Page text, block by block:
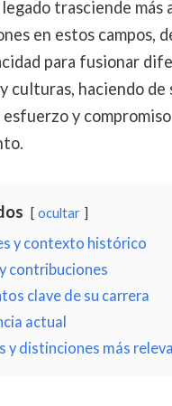
trasciende más
en estos campos,
para fusionar
culturas, haciendo de
y
ocultar
y contexto histórico
contribuciones
clave de su carrera
actual
y distinciones más